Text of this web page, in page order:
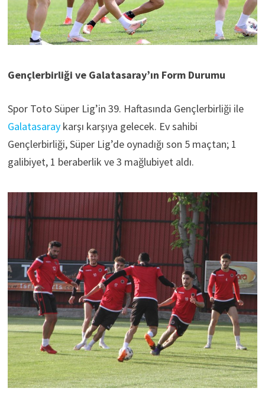
Gençlerbirliği ve Galatasaray’ın Form Durumu
Spor Toto Süper Lig’in 39. Haftasında Gençlerbirliği ile
Galatasaray karşı karşıya gelecek. Ev sahibi
Gençlerbirliği, Süper Lig’de oynadığı son 5 maçtan; 1
galibiyet, 1 beraberlik ve 3 mağlubiyet aldı.